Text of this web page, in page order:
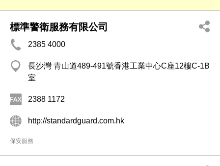
標準警衛服務有限公司
2385 4000
長沙灣 青山道489-491號香港工業中心C座12樓C-1B
室
2388 1172
http://standardguard.com.hk
保安服務